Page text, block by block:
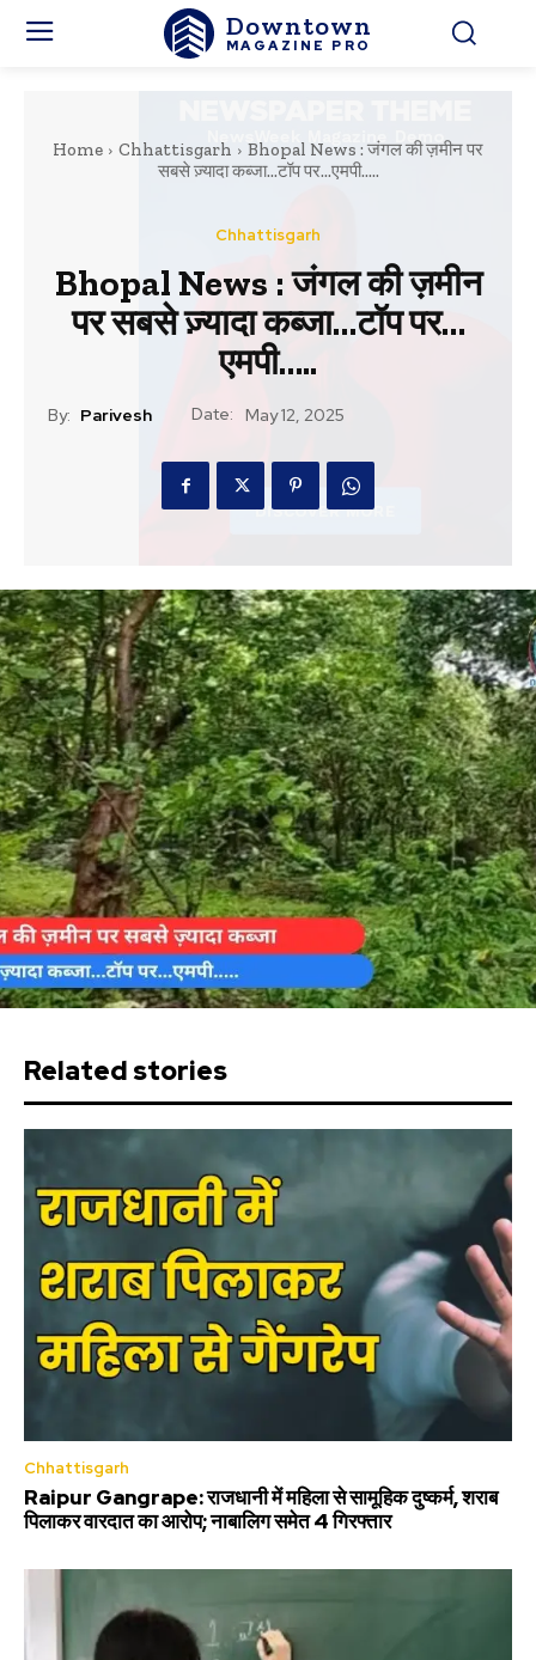
Downtown
MAGAZINE PRO
Home Chhattisgarh
Bhopal News : जंगल की ज़मीन पर
सबसे ज़्यादा कब्जा...टॉप पर...एमपी.....
Chhattisgarh
Bhopal News : जंगल की ज़मीन
पर सबसे ज़्यादा कब्जा…टॉप पर…
एमपी…..
By: Parivesh Date: May 12, 2025
Related stories
Chhattisgarh
Raipur Gangrape: राजधानी में महिला से सामूहिक दुष्कर्म, शराब
पिलाकर वारदात का आरोप; नाबालिग समेत 4 गिरफ्तार